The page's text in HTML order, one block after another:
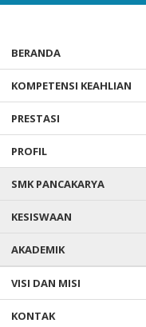
BERANDA
KOMPETENSI KEAHLIAN
PRESTASI
PROFIL
SMK PANCAKARYA
KESISWAAN
AKADEMIK
VISI DAN MISI
KONTAK
KEGIATAN
GRATIS
Diterbitkan :